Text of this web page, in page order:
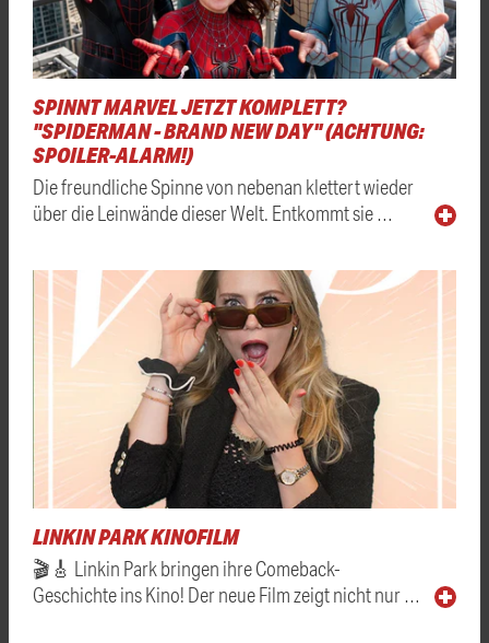
SPINNT MARVEL JETZT KOMPLETT?
"SPIDERMAN - BRAND NEW DAY" (ACHTUNG:
SPOILER-ALARM!)
Die freundliche Spinne von nebenan klettert wieder
über die Leinwände dieser Welt. Entkommt sie …
LINKIN PARK KINOFILM
🎬🎸 Linkin Park bringen ihre Comeback-
Geschichte ins Kino! Der neue Film zeigt nicht nur …